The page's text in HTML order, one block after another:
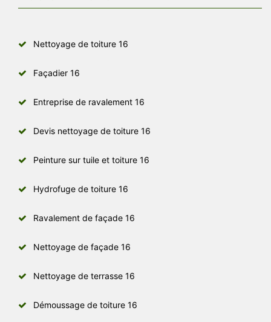
Nettoyage de toiture 16
Façadier 16
Entreprise de ravalement 16
Devis nettoyage de toiture 16
Peinture sur tuile et toiture 16
Hydrofuge de toiture 16
Ravalement de façade 16
Nettoyage de façade 16
Nettoyage de terrasse 16
Démoussage de toiture 16